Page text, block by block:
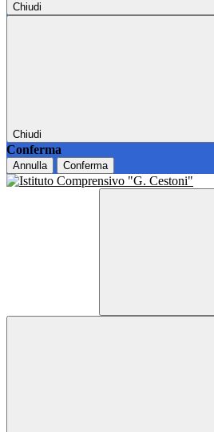
Chiudi
Chiudi
Conferma
Annulla Conferma